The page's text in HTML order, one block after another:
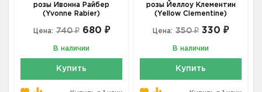
розы Ивонна Райбер
(Yvonne Rabier)
Цена: 740 ₽ 680 ₽
В наличии
Купить
розы Йеллоу Клементин
(Yellow Clementine)
Цена: 350 ₽ 330 ₽
В наличии
Купить